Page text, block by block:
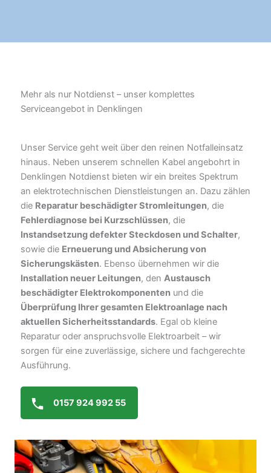
Mehr als nur Notdienst – unser komplettes
Serviceangebot in Denklingen
Unser Service geht weit über den reinen Notfalleinsatz
hinaus. Neben unserem schnellen Kabel angebohrt in
Denklingen Notdienst bieten wir ein breites Spektrum
an elektrotechnischen Dienstleistungen an. Dazu zählen
die Reparatur beschädigter Stromleitungen, die
Fehlerdiagnose bei Kurzschlüssen, die
Instandsetzung defekter Steckdosen und Schalter,
sowie die Erneuerung und Absicherung von
Sicherungskästen. Ebenso übernehmen wir die
Installation neuer Leitungen, den Austausch
beschädigter Elektrokomponenten und die
Überprüfung Ihrer gesamten Elektroanlage nach
aktuellen Sicherheitsstandards. Egal ob kleine
Reparatur oder anspruchsvolle Elektroarbeit – wir
sorgen für eine zuverlässige, sichere und fachgerechte
Ausführung.
0157 924 992 55